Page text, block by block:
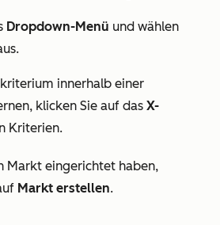
Dropdown-Menü und wählen
innerhalb einer
klicken Sie auf das X-
Kriterien.
Markt eingerichtet haben,
Markt erstellen.